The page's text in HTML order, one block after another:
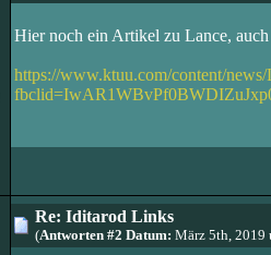
Hier noch ein Artikel zu Lance,
https://www.ktuu.com/content/
Re: Iditarod Links
(Antworten #2 Datum: März 5th, 2019